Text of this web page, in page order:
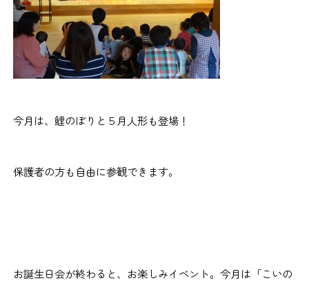
今月は、鯉のぼりと５月人形も登場！
保護者の方も自由に参観できます。
お誕生日会が終わると、お楽しみイベント。今月は「こいの